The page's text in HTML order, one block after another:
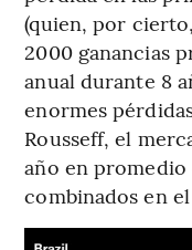
(quien, por
2000 ganancias
anual durante 8
enormes
Rousseff, el
año en promedio
combinados en